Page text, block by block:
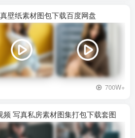
壁纸素材图包下载百度网盘
700W+
频 写真私房素材图集打包下载套图